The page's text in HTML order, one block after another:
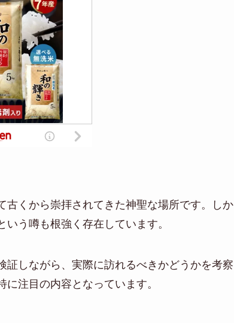
くから崇拝されてきた神聖な場所です。しか
う噂も根強く存在しています。
しながら、実際に訪れるべきかどうかを考察
注目の内容となっています。